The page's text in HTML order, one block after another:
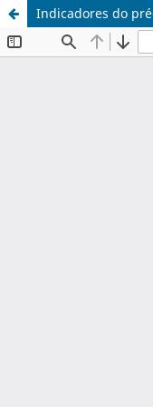
Indicadores do